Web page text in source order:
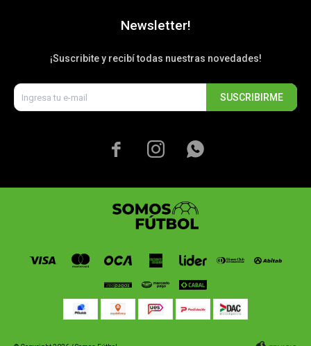
Newsletter!
¡Suscribite y recibí todas nuestras novedades!
SUSCRIBIRME
  